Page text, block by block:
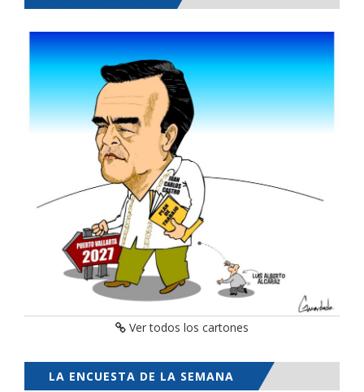
Ver todos los cartones
LA ENCUESTA DE LA SEMANA